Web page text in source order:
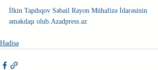
İlkin Tapdıqov Səbail Rayon Mühafizə İdarəsinin
əməkdaşı olub.Azadpress.az
Hadisə